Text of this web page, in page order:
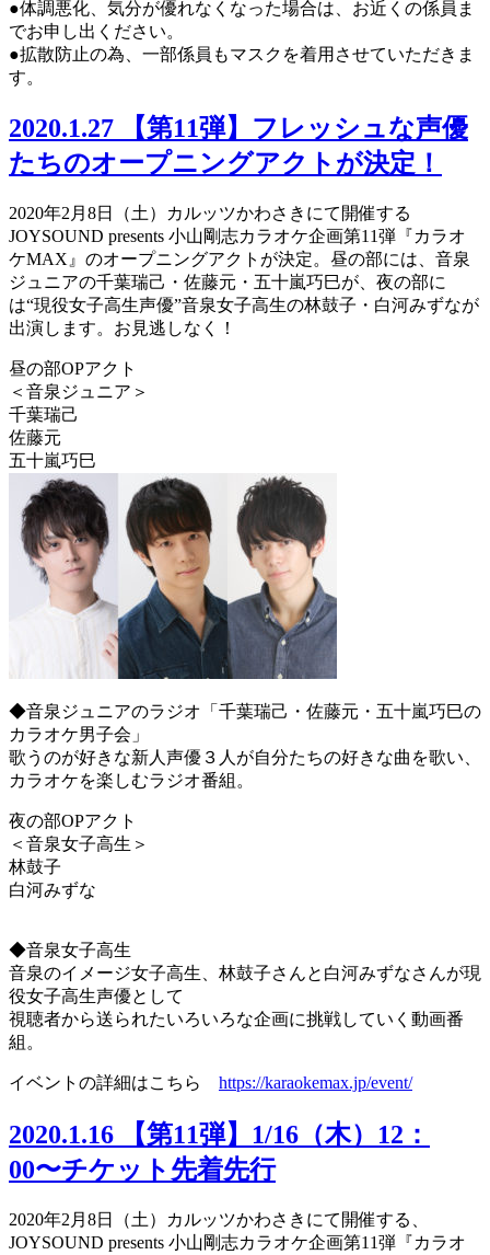
●体調悪化、気分が優れなくなった場合は、お近くの係員ま
でお申し出ください。
●拡散防止の為、一部係員もマスクを着用させていただきま
す。
2020.1.27
【第11弾】フレッシュな声優
たちのオープニングアクトが決定！
2020年2月8日（土）カルッツかわさきにて開催する
JOYSOUND presents 小山剛志カラオケ企画第11弾『カラオ
ケMAX』のオープニングアクトが決定。昼の部には、音泉
ジュニアの千葉瑞己・佐藤元・五十嵐巧巳が、夜の部に
は“現役女子高生声優”音泉女子高生の林鼓子・白河みずなが
出演します。お見逃しなく！
昼の部OPアクト
＜音泉ジュニア＞
千葉瑞己
佐藤元
五十嵐巧巳
◆音泉ジュニアのラジオ「千葉瑞己・佐藤元・五十嵐巧巳の
カラオケ男子会」
歌うのが好きな新人声優３人が自分たちの好きな曲を歌い、
カラオケを楽しむラジオ番組。
夜の部OPアクト
＜音泉女子高生＞
林鼓子
白河みずな
◆音泉女子高生
音泉のイメージ女子高生、林鼓子さんと白河みずなさんが現
役女子高生声優として
視聴者から送られたいろいろな企画に挑戦していく動画番
組。
イベントの詳細はこちら https://karaokemax.jp/event/
2020.1.16
【第11弾】1/16（木）12：
00〜チケット先着先行
2020年2月8日（土）カルッツかわさきにて開催する、
JOYSOUND presents 小山剛志カラオケ企画第11弾『カラオ